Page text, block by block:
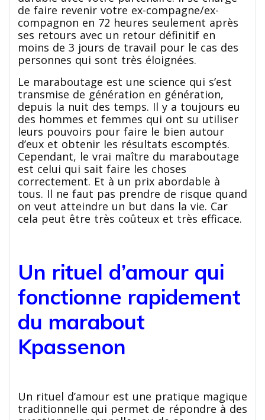
de faire revenir votre ex-compagne/ex-
compagnon en 72 heures seulement après
ses retours avec un retour définitif en
moins de 3 jours de travail pour le cas des
personnes qui sont très éloignées.
Le maraboutage est une science qui s’est
transmise de génération en génération,
depuis la nuit des temps. Il y a toujours eu
des hommes et femmes qui ont su utiliser
leurs pouvoirs pour faire le bien autour
d’eux et obtenir les résultats escomptés.
Cependant, le vrai maître du maraboutage
est celui qui sait faire les choses
correctement. Et à un prix abordable à
tous. Il ne faut pas prendre de risque quand
on veut atteindre un but dans la vie. Car
cela peut être très coûteux et très efficace.
Un rituel d’amour qui
fonctionne rapidement
du marabout
Kpassenon
Un rituel d’amour est une pratique magique
traditionnelle qui permet de répondre à des